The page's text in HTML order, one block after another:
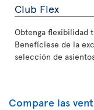
Club Flex
Obtenga flexibilidad
Benefíciese de la
selección de
Compare las